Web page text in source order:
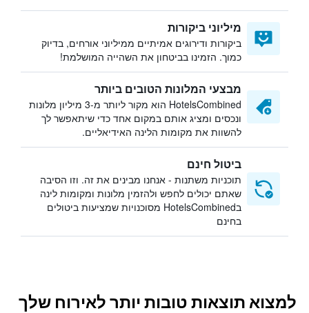
מיליוני ביקורות
ביקורות ודירוגים אמיתיים ממיליוני אורחים, בדיוק
כמוך. הזמינו בביטחון את השהייה המושלמת!
מבצעי המלונות הטובים ביותר
HotelsCombined הוא מקור ליותר מ-3 מיליון מלונות
ונכסים ומציג אותם במקום אחד כדי שיתאפשר לך
להשוות את מקומות הלינה האידיאליים.
ביטול חינם
תוכניות משתנות - אנחנו מבינים את זה. וזו הסיבה
שאתם יכולים לחפש ולהזמין מלונות ומקומות לינה
בHotelsCombined מסוכנויות שמציעות ביטולים
בחינם
למצוא תוצאות טובות יותר לאירוח שלך